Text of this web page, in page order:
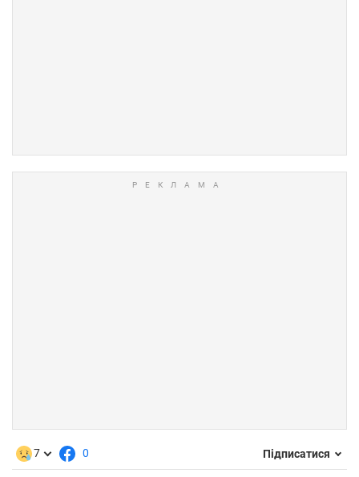
7 0 Підписатися